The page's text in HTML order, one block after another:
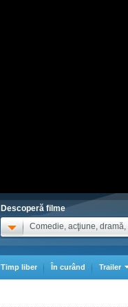
Descoperă filme
Comedie, acţiune, dramă,
Timp liber În curând Trailer